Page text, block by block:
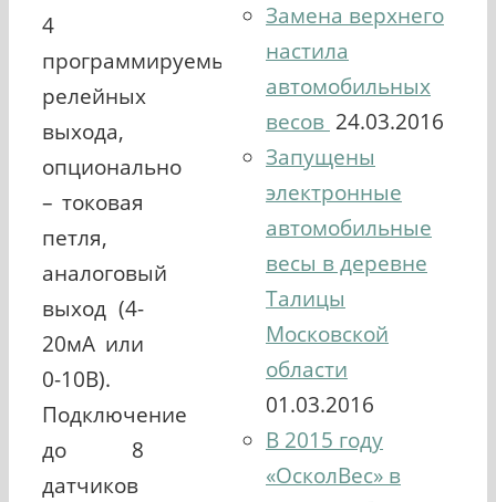
4
программируемых
релейных
выхода,
опционально
– токовая
петля,
аналоговый
выход (4-
20мА или
0-10В).
Подключение
до 8
датчиков
Замена верхнего
настила
автомобильных
весов 24.03.2016
Запущены
электронные
автомобильные
весы в деревне
Талицы
Московской
области
01.03.2016
В 2015 году
«ОсколВес» в